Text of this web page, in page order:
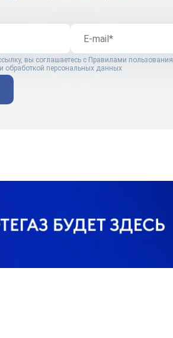
вы соглашаетесь с Правилами пользования
обработкой персональных данных